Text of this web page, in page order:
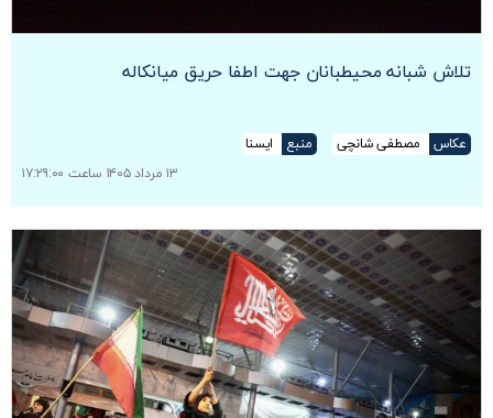
تلاش شبانه محیطبانان جهت اطفا حریق میانکاله
عکاس مصطفی شانچی منبع
ایسنا
۱۳ مرداد ۱۴۰۵ ساعت ۱۷:۲۹:۰۰